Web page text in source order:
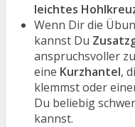
leichtes
Wenn Dir die
kannst Du
anspruchsvoller
eine Kurzhantel,
klemmst oder
Du beliebig
kannst.